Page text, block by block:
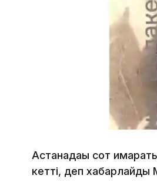
Астанадағы сот
кетті, деп хабарлайды